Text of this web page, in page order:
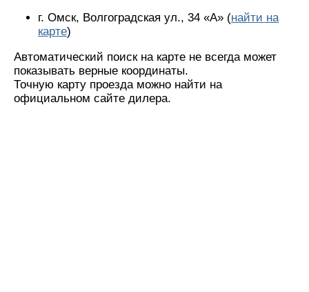
г. Омск, Волгоградская ул., 34 «А» (найти на
карте)
Автоматический поиск на карте не всегда может
показывать верные координаты.
Точную карту проезда можно найти на
официальном сайте дилера.